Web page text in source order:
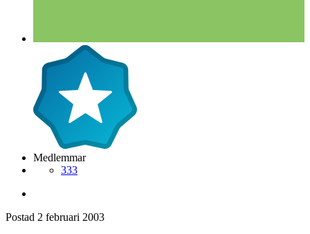
Medlemmar
333
Postad 2 februari 2003